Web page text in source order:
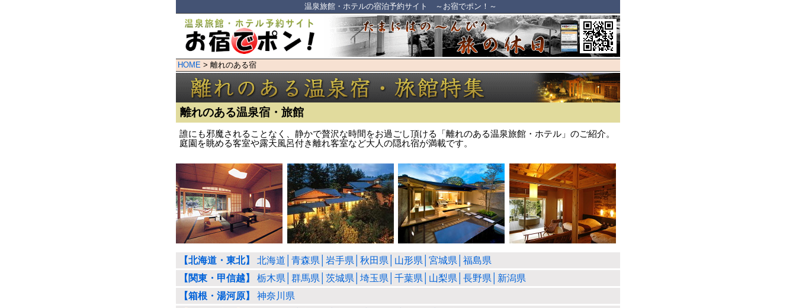
温泉旅館・ホテルの宿泊予約サイト ～お宿でポン！～
HOME > 離れのある宿
離れのある温泉宿・旅館
誰にも邪魔されることなく、静かで贅沢な時間をお過ごし頂ける「離れのある温泉旅館・ホテル」のご紹介。
庭園を眺める客室や露天風呂付き離れ客室など大人の隠れ宿が満載です。
【北海道・東北】 北海道│青森県│岩手県│秋田県│山形県│宮城県│福島県
【関東・甲信越】 栃木県│群馬県│茨城県│埼玉県│千葉県│山梨県│長野県│新潟県
【箱根・湯河原】 神奈川県